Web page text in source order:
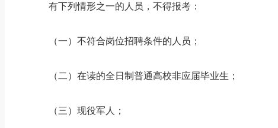
有下列情形之一的人员，不得报考：
（一）不符合岗位招聘条件的人员；
（二）在读的全日制普通高校非应届毕业生；
（三）现役军人；